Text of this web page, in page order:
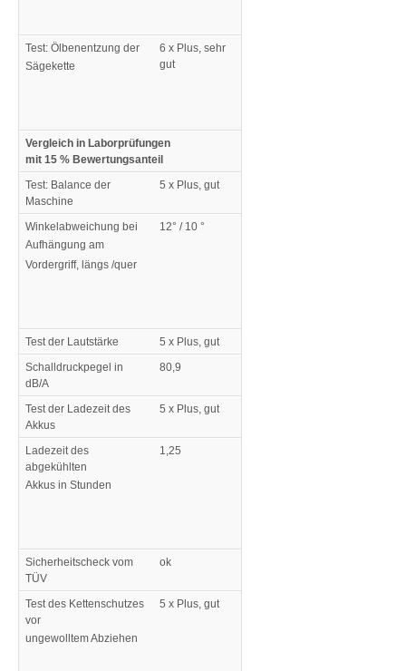
Test: Ölbenentzung der
Sägekette
6 x Plus, sehr
gut
Vergleich in Laborprüfungen
mit 15 % Bewertungsanteil
Test: Balance der
Maschine
5 x Plus, gut
Winkelabweichung bei
Aufhängung am
Vordergriff, längs /quer
12° / 10 °
Test der Lautstärke
5 x Plus, gut
Schalldruckpegel in
dB/A
80,9
Test der Ladezeit des
Akkus
5 x Plus, gut
Ladezeit des
abgekühlten
Akkus in Stunden
1,25
Sicherheitscheck vom
TÜV
ok
Test des Kettenschutzes
vor
ungewolltem Abziehen
5 x Plus, gut